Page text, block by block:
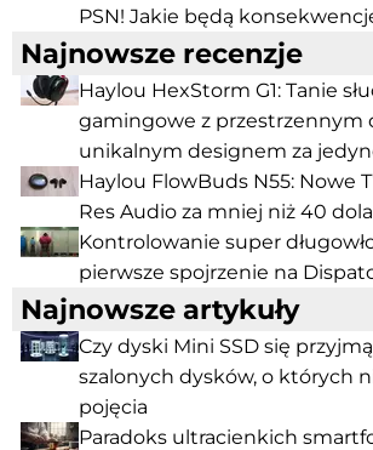
PSN! Jakie będą
Najnowsze recenzje
Haylou HexStorm G1: Tanie
gamingowe z przestrzennym
unikalnym designem za
Haylou FlowBuds N55: Nowe
Res Audio za mniej niż 40
Kontrolowanie super
pierwsze spojrzenie na
Najnowsze artykuły
Czy dyski Mini SSD się
szalonych dysków, o których
pojęcia
Paradoks ultracienkich